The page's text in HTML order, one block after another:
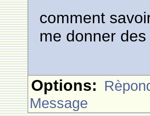
comment
me donner
Options:
Message